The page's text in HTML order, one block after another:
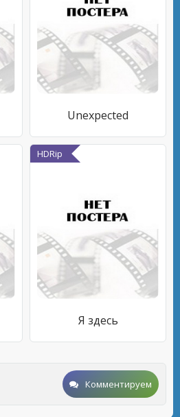
Unexpected
HDRip
Я здесь
Комментируем